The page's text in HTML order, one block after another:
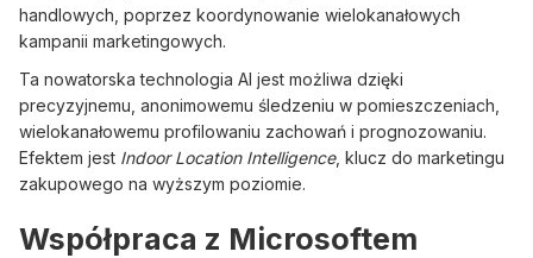
handlowych, poprzez koordynowanie wielokanałowych
kampanii marketingowych.
Ta nowatorska technologia AI jest możliwa dzięki
precyzyjnemu, anonimowemu śledzeniu w pomieszczeniach,
wielokanałowemu profilowaniu zachowań i prognozowaniu.
Efektem jest Indoor Location Intelligence, klucz do marketingu
zakupowego na wyższym poziomie.
Współpraca z Microsoftem